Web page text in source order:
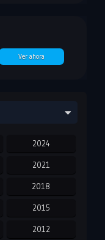
Ver ahora
2024
2021
2018
2015
2012